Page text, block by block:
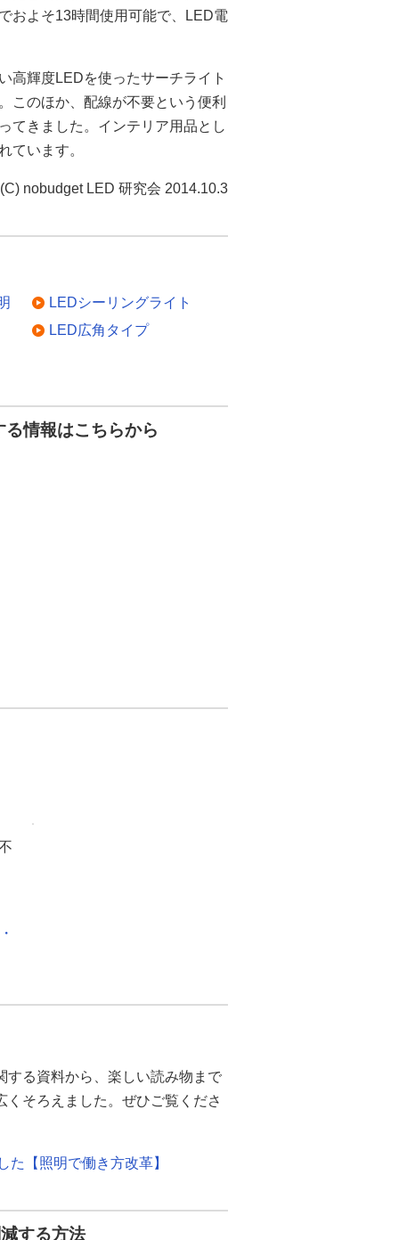
およそ13時間使用可能で、LED電
高輝度LEDを使ったサーチライト
このほか、配線が不要という便利
てきました。インテリア用品とし
ています。
(C) nobudget LED 研究会 2014.10.3
LEDシーリングライト
LED広角タイプ
情報はこちらから
する資料から、楽しい読み物まで
くそろえました。ぜひご覧くださ
た【照明で働き方改革】
する方法